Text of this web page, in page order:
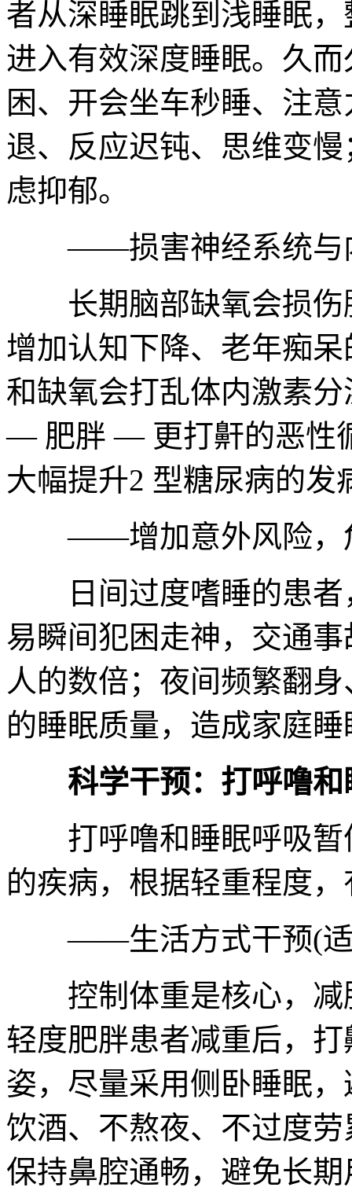
者从深睡眠跳到浅睡眠
进入有效深度睡眠。久
困、开会坐车秒睡、注
退、反应迟钝、思维变
虑抑郁。
——损害神经系统与
长期脑部缺氧会损伤
增加认知下降、老年痴
和缺氧会打乱体内激素
— 肥胖 — 更打鼾的恶性
大幅提升2 型糖尿病的发
——增加意外风险，
日间过度嗜睡的患者
易瞬间犯困走神，交通
人的数倍；夜间频繁翻
的睡眠质量，造成家庭
科学干预：打呼噜
打呼噜和睡眠呼吸暂
的疾病，根据轻重程度
——生活方式干预(适
控制体重是核心，减
轻度肥胖患者减重后，
姿，尽量采用侧卧睡眠
饮酒、不熬夜、不过度
保持鼻腔通畅，避免长